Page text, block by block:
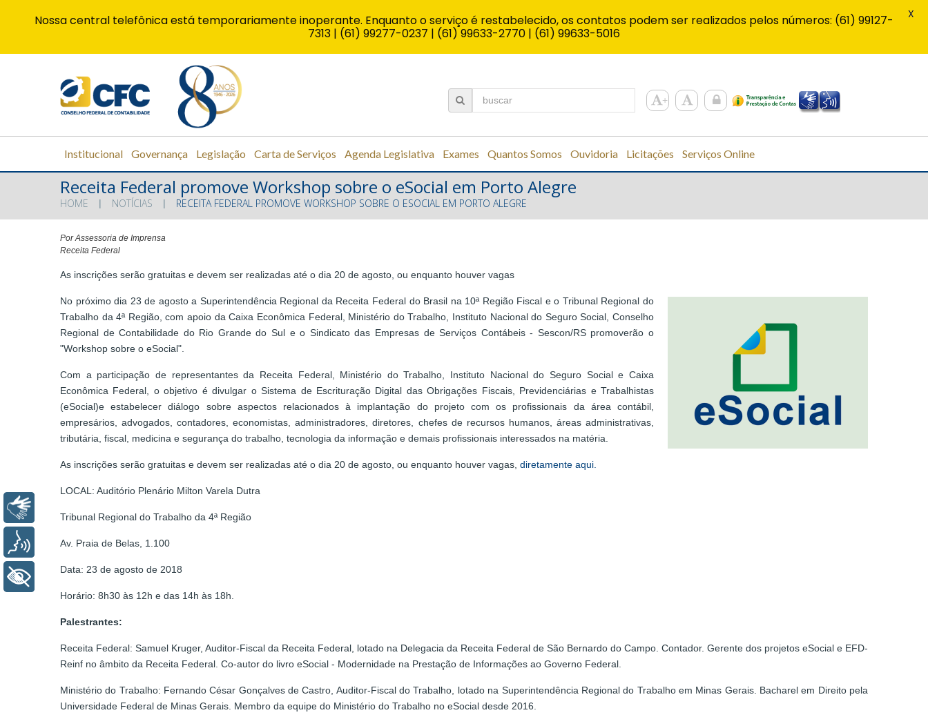
Institucional Governança Legislação Carta de Serviços Agenda Legislativa Exames Quantos Somos Ouvidoria Licitações Serviços Online
Receita Federal promove Workshop sobre o eSocial em Porto Alegre
HOME NOTÍCIAS RECEITA FEDERAL PROMOVE WORKSHOP SOBRE O ESOCIAL EM PORTO ALEGRE
Por Assessoria de Imprensa
Receita Federal
As inscrições serão gratuitas e devem ser realizadas até o dia 20 de agosto, ou enquanto houver vagas
No próximo dia 23 de agosto a Superintendência Regional da Receita Federal do Brasil na 10ª Região Fiscal e o Tribunal Regional do
Trabalho da 4ª Região, com apoio da Caixa Econômica Federal, Ministério do Trabalho, Instituto Nacional do Seguro Social, Conselho
Regional de Contabilidade do Rio Grande do Sul e o Sindicato das Empresas de Serviços Contábeis - Sescon/RS promoverão o
"Workshop sobre o eSocial".
Com a participação de representantes da Receita Federal, Ministério do Trabalho, Instituto Nacional do Seguro Social e Caixa
Econômica Federal, o objetivo é divulgar o Sistema de Escrituração Digital das Obrigações Fiscais, Previdenciárias e Trabalhistas
(eSocial)e estabelecer diálogo sobre aspectos relacionados à implantação do projeto com os profissionais da área contábil,
empresários, advogados, contadores, economistas, administradores, diretores, chefes de recursos humanos, áreas administrativas,
tributária, fiscal, medicina e segurança do trabalho, tecnologia da informação e demais profissionais interessados na matéria.
As inscrições serão gratuitas e devem ser realizadas até o dia 20 de agosto, ou enquanto houver vagas, diretamente aqui.
LOCAL: Auditório Plenário Milton Varela Dutra
Tribunal Regional do Trabalho da 4ª Região
Av. Praia de Belas, 1.100
Data: 23 de agosto de 2018
Horário: 8h30 às 12h e das 14h às 18h.
Palestrantes:
Receita Federal: Samuel Kruger, Auditor-Fiscal da Receita Federal, lotado na Delegacia da Receita Federal de São Bernardo do Campo. Contador. Gerente dos projetos eSocial e EFD-
Reinf no âmbito da Receita Federal. Co-autor do livro eSocial - Modernidade na Prestação de Informações ao Governo Federal.
Ministério do Trabalho: Fernando César Gonçalves de Castro, Auditor-Fiscal do Trabalho, lotado na Superintendência Regional do Trabalho em Minas Gerais. Bacharel em Direito pela
Universidade Federal de Minas Gerais. Membro da equipe do Ministério do Trabalho no eSocial desde 2016.
Nossa central telefônica está temporariamente inoperante. Enquanto o serviço é restabelecido, os contatos podem ser realizados pelos números: (61) 99127-
7313 | (61) 99277-0237 | (61) 99633-2770 | (61) 99633-5016
X
Voz
+ Acessibilidade